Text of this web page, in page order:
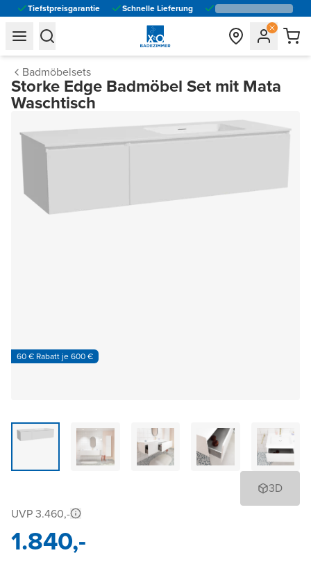
Tiefstpreisgarantie Schnelle Lieferung
general.navigation.toggle_menu.label
general.navigation.toggle_menu.label
Badmöbelsets
Storke Edge Badmöbel Set mit Mata
Waschtisch
60 € Rabatt je 600 €
3D
UVP 3.460,-
1.840,-